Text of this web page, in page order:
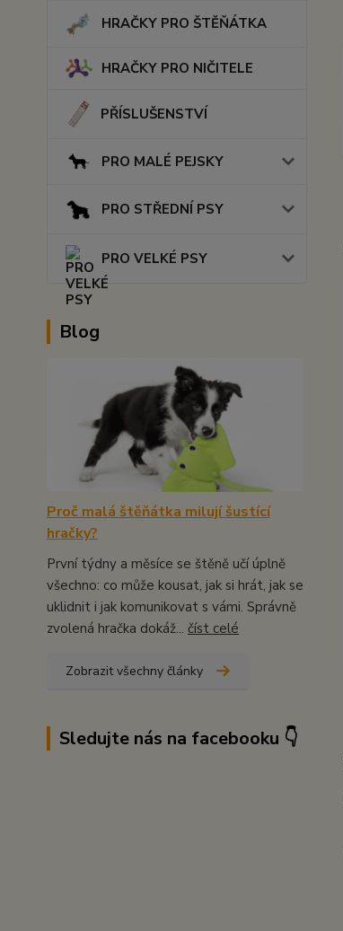
HRAČKY PRO ŠTĚŇÁTKA
HRAČKY PRO NIČITELE
PŘÍSLUŠENSTVÍ
PRO MALÉ PEJSKY
PRO STŘEDNÍ PSY
PRO VELKÉ PSY
Blog
Proč malá štěňátka milují šustící
hračky?
První týdny a měsíce se štěně učí úplně
všechno: co může kousat, jak si hrát, jak se
uklidnit i jak komunikovat s vámi. Správně
zvolená hračka dokáž... číst celé
Zobrazit všechny články
Sledujte nás na facebooku 👇